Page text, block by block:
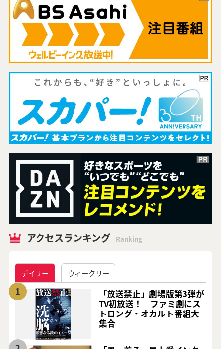
アクセスランキング Ranking
デイリー ウィークリー
1
「放送禁止」劇場版第3弾が
TV初放送！ ファミ劇にス
トロング・オカルト番組大
集合